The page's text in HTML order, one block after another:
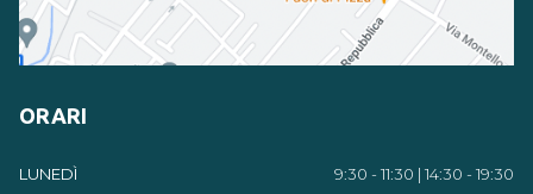
ORARI
LUNEDÌ 9:30 - 11:30 | 14:30 - 19:30